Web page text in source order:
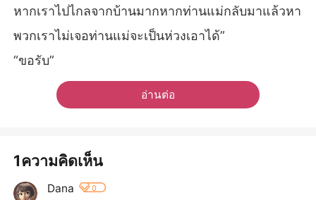
หากเราไปไกลจากบ้านมากหากท่านแม่กลับมาแล้วหา
พวกเราไม่เจอท่านแม่จะเป็นห่วงเอาได้”
“ขอรับ”
อ่านต่อ
1ความคิดเห็น
Dana 0